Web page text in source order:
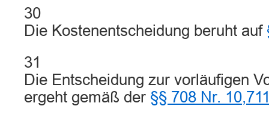
30
Die Kostenentscheidung beruht auf
31
Die Entscheidung zur vorläufigen
ergeht gemäß der §§ 708 Nr.